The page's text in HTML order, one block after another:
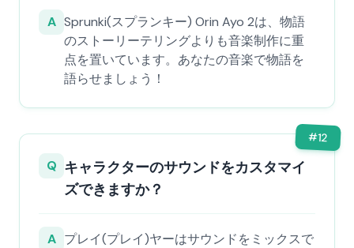
A Sprunki(スプランキー) Orin Ayo 2は、物語
のストーリーテリングよりも音楽制作に重
点を置いています。あなたの音楽で物語を
語らせましょう！
#12
Q キャラクターのサウンドをカスタマイ
ズできますか？
A プレイ(プレイ)ヤーはサウンドをミックスで